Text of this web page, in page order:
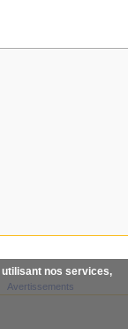
nos services,
Avertissements